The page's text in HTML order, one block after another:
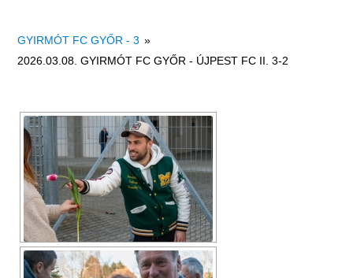
GYIRMÓT FC GYŐR - 3 »
2026.03.08. GYIRMÓT FC GYŐR - ÚJPEST FC II. 3-2